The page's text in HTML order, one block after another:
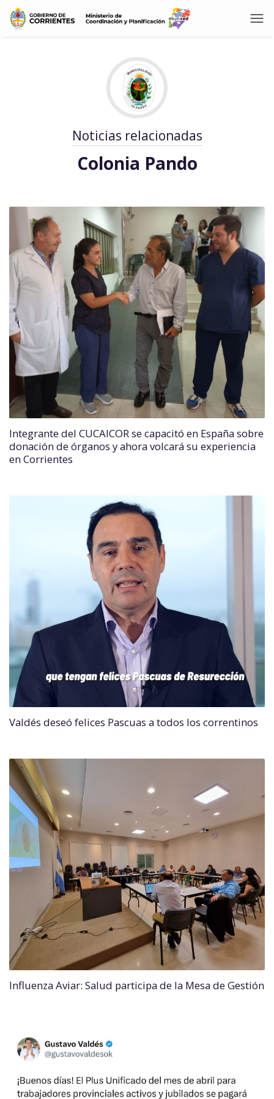
Noticias relacionadas
Colonia Pando
Integrante del CUCAICOR se capacitó en España sobre
donación de órganos y ahora volcará su experiencia
en Corrientes
Valdés deseó felices Pascuas a todos los correntinos
Influenza Aviar: Salud participa de la Mesa de Gestión